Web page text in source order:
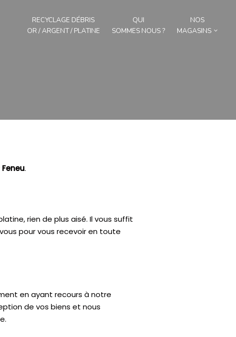
RECYCLAGE DÉBRIS
OR / ARGENT / PLATINE
QUI
SOMMES NOUS ?
NOS
MAGASINS
Feneu.
rien de plus aisé. Il vous suffit
pour vous recevoir en toute
en ayant recours à notre
de vos biens et nous